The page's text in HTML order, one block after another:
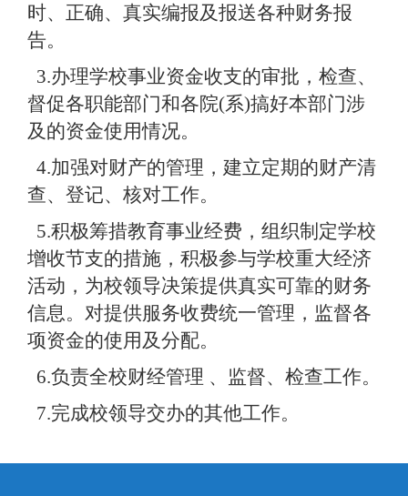
时、正确、真实编报及报送各种财务报
告。
3.办理学校事业资金收支的审批，检查、
督促各职能部门和各院(系)搞好本部门涉
及的资金使用情况。
4.加强对财产的管理，建立定期的财产清
查、登记、核对工作。
5.积极筹措教育事业经费，组织制定学校
增收节支的措施，积极参与学校重大经济
活动，为校领导决策提供真实可靠的财务
信息。对提供服务收费统一管理，监督各
项资金的使用及分配。
6.负责全校财经管理 、监督、检查工作。
7.完成校领导交办的其他工作。